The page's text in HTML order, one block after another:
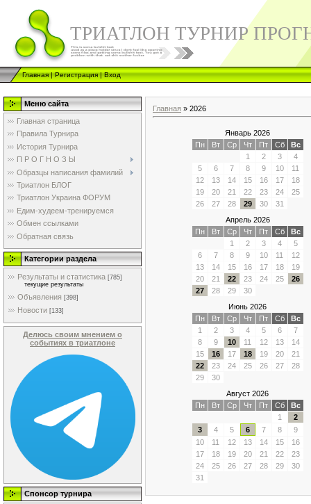
ТРИАТЛОН ТУРНИР
Главная|Регистрация|Вход
Меню сайта
Главная страница
Правила Турнира
История Турнира
П Р О Г Н О З Ы
Образцы написания фамилий
Триатлон БЛОГ
Триатлон Украина ФОРУМ
Едим-худеем-тренируемся
Обмен ссылками
Обратная связь
Категории раздела
Результаты и статистика [785]
текущие результаты
Объявления [398]
Новости [133]
Делюсь своим мнением о
событиях в триатлоне
Спонсор турнира
Главная » 2026
Январь 2026
Пн
Вт Ср Чт Пт Сб
Вс
1
2 3
4
5
6 7 8 9 10
11
12
13 14 15 16 17
18
19
20 21 22 23 24
25
26
27 28 29 30
31
Апрель 2026
Пн
Вт Ср Чт Пт Сб
Вс
1
2 3 4
5
6
7 8 9 10 11
12
13
14 15 16 17 18
19
20
21 22 23 24 25
26
27
28 29
30
Июнь 2026
Пн
Вт Ср Чт Пт Сб
Вс
1
2 3 4 5 6
7
8
9 10 11 12 13
14
15
16 17 18 19 20
21
22
23 24 25 26 27
28
29
30
Август 2026
Пн
Вт Ср Чт Пт Сб
Вс
1
2
3
4 5 6 7 8
9
10
11 12 13 14 15
16
17
18 19 20 21 22
23
24
25 26 27 28 29
30
31